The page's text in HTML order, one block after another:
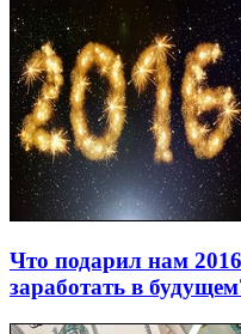
Что подарил нам
заработать в